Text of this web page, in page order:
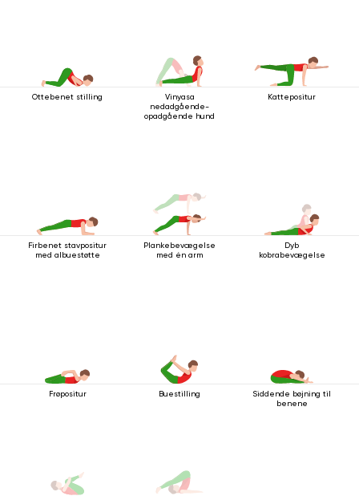
Ottebenet stilling
Vinyasa
nedadgående-
opadgående hund
Kattepositur
Firbenet stavpositur
med albuestøtte
Plankebevægelse
med én arm
Dyb
kobrabevægelse
Frøpositur Buestilling
Siddende bøjning til
benene